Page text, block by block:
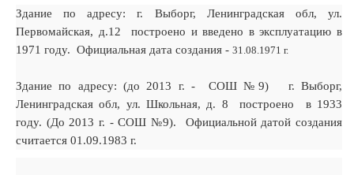
Здание по адресу: г. Выборг, Ленинградская обл, ул.
Первомайская, д.12 построено и введено в эксплуатацию в
1971 году. Официальная дата создания - 31.08.1971 г.
Здание по адресу: (до 2013 г. - СОШ №9) г. Выборг,
Ленинградская обл, ул. Школьная, д. 8 построено в 1933
году. (До 2013 г. - СОШ №9). Официальной датой создания
считается 01.09.1983 г.